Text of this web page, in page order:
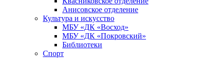
Анисовское отделение
Культура и искусство
МБУ «ДК «Восход»
МБУ «ДК «Покровский»
Библиотеки
Спорт